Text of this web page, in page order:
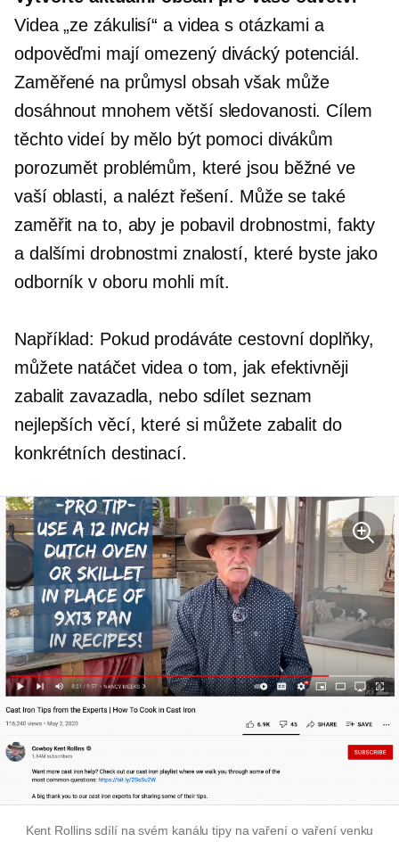
Videa „ze zákulisí“ a videa s otázkami a
odpověďmi mají omezený divácký potenciál.
Zaměřené na průmysl obsah však může
dosáhnout mnohem větší sledovanosti. Cílem
těchto videí by mělo být pomoci divákům
porozumět problémům, které jsou běžné ve
vaší oblasti, a nalézt řešení. Může se také
zaměřit na to, aby je pobavil drobnostmi, fakty
a dalšími drobnostmi znalostí, které byste jako
odborník v oboru mohli mít.
Například: Pokud prodáváte cestovní doplňky,
můžete natáčet videa o tom, jak efektivněji
zabalit zavazadla, nebo sdílet seznam
nejlepších věcí, které si můžete zabalit do
konkrétních destinací.
Kent Rollins sdílí na svém kanálu tipy na vaření o vaření venku